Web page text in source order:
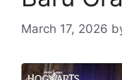
March 17, 2026